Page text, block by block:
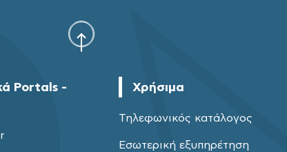
Portals -
Χρήσιμα
Τηλεφωνικός κατάλογος
Εσωτερική εξυπηρέτηση